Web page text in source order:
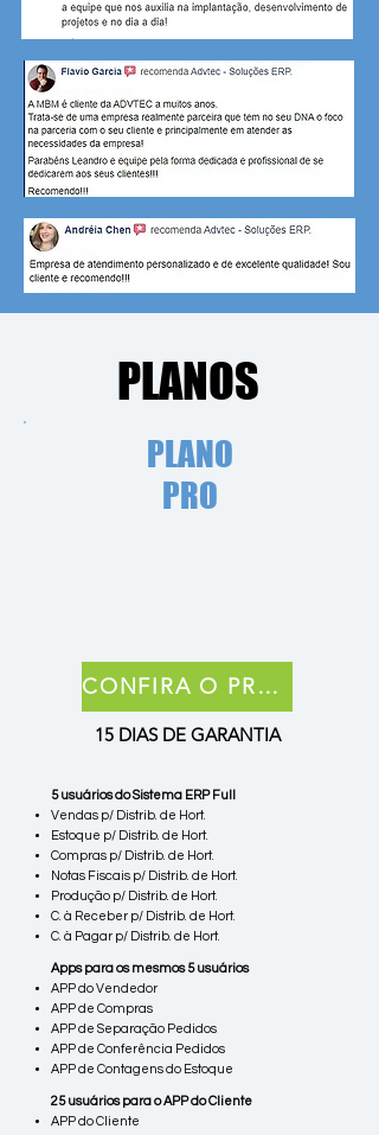
PLANOS
PLANO
PRO
CONFIRA O PREÇO
15 DIAS DE GARANTIA
5 usuários do Sistema ERP Full
Vendas p/ Distrib. de Hort.
Estoque p/ Distrib. de Hort.
Compras p/ Distrib. de Hort.
Notas Fiscais p/ Distrib. de Hort.
Produção p/ Distrib. de Hort.
C. à Receber p/ Distrib. de Hort.
C. à Pagar p/ Distrib. de Hort.
Apps para os mesmos 5 usuários
APP do Vendedor
APP de Compras
APP de Separação Pedidos
APP de Conferência Pedidos
APP de Contagens do Estoque
25 usuários para o APP do Cliente
APP do Cliente